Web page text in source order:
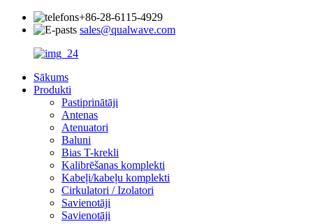
+86-28-6115-4929
sales@qualwave.com
Sākums
Produkti
Pastiprinātāji
Antenas
Atenuatori
Baluni
Bias T-krekli
Kalibrēšanas komplekti
Kabeļi/kabeļu komplekti
Cirkulatori / Izolatori
Savienotāji
Savienotāji